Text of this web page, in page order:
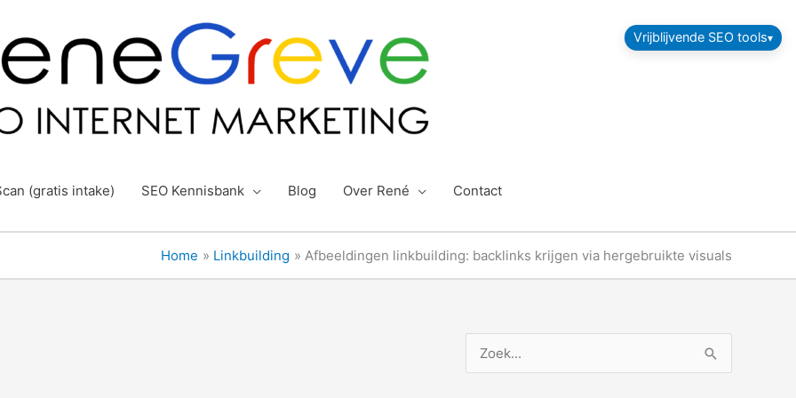
(gratis intake) SEO Kennisbank Blog Over René Contact
Vrijblijvende SEO tools
Home Linkbuilding Afbeeldingen linkbuilding: backlinks krijgen via hergebruikte visuals
o